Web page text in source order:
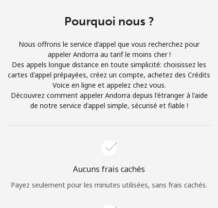
Continue avec
Pourquoi nous ?
Nous offrons le service d'appel que vous recherchez pour
appeler Andorra au tarif le moins cher !
Des appels longue distance en toute simplicité: choisissez les
cartes d'appel prépayées, créez un compte, achetez des Crédits
Voice en ligne et appelez chez vous.
Découvrez comment appeler Andorra depuis l'étranger à l'aide
de notre service d'appel simple, sécurisé et fiable !
Aucuns frais cachés
Payez seulement pour les minutes utilisées, sans frais cachés.